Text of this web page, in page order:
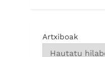
Artxiboak